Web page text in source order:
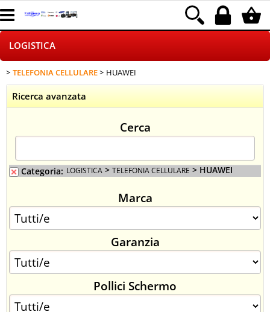
HOME PAGE
CHI SIAMO
LOGISTICA
NEGOZI ON LINE
DROPSHIPPING
SINCRONIZZATI CON NOI
SPEDIZIONI
PAGAMENTI
TELEFONIA CELLULARE HUAWEI
Ricerca avanzata
Cerca
Categoria: LOGISTICA > TELEFONIA CELLULARE > HUAWEI
Marca
Garanzia
Pollici Schermo